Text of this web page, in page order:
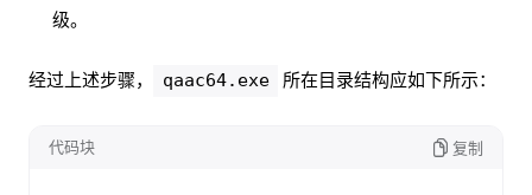
级。
经过上述步骤， qaac64.exe 所在目录结构应如下所示：
代码块 复制